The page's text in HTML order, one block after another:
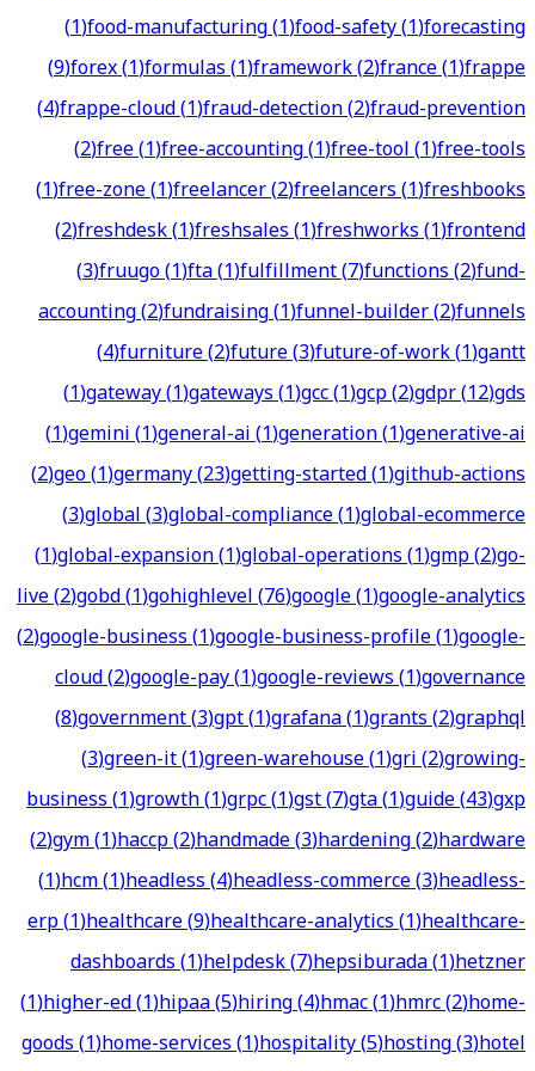
(1)food-manufacturing(1)food-safety(1)forecasting
(9)forex(1)formulas(1)framework(2)france(1)frappe
(4)frappe-cloud(1)fraud-detection(2)fraud-prevention
(2)free(1)free-accounting(1)free-tool(1)free-tools
(1)free-zone(1)freelancer(2)freelancers(1)freshbooks
(2)freshdesk(1)freshsales(1)freshworks(1)frontend
(3)fruugo(1)fta(1)fulfillment(7)functions(2)fund-
accounting(2)fundraising(1)funnel-builder(2)funnels
(4)furniture(2)future(3)future-of-work(1)gantt
(1)gateway(1)gateways(1)gcc(1)gcp(2)gdpr(12)gds
(1)gemini(1)general-ai(1)generation(1)generative-ai
(2)geo(1)germany(23)getting-started(1)github-actions
(3)global(3)global-compliance(1)global-ecommerce
(1)global-expansion(1)global-operations(1)gmp(2)go-
live(2)gobd(1)gohighlevel(76)google(1)google-analytics
(2)google-business(1)google-business-profile(1)google-
cloud(2)google-pay(1)google-reviews(1)governance
(8)government(3)gpt(1)grafana(1)grants(2)graphql
(3)green-it(1)green-warehouse(1)gri(2)growing-
business(1)growth(1)grpc(1)gst(7)gta(1)guide(43)gxp
(2)gym(1)haccp(2)handmade(3)hardening(2)hardware
(1)hcm(1)headless(4)headless-commerce(3)headless-
erp(1)healthcare(9)healthcare-analytics(1)healthcare-
dashboards(1)helpdesk(7)hepsiburada(1)hetzner
(1)higher-ed(1)hipaa(5)hiring(4)hmac(1)hmrc(2)home-
goods(1)home-services(1)hospitality(5)hosting(3)hotel